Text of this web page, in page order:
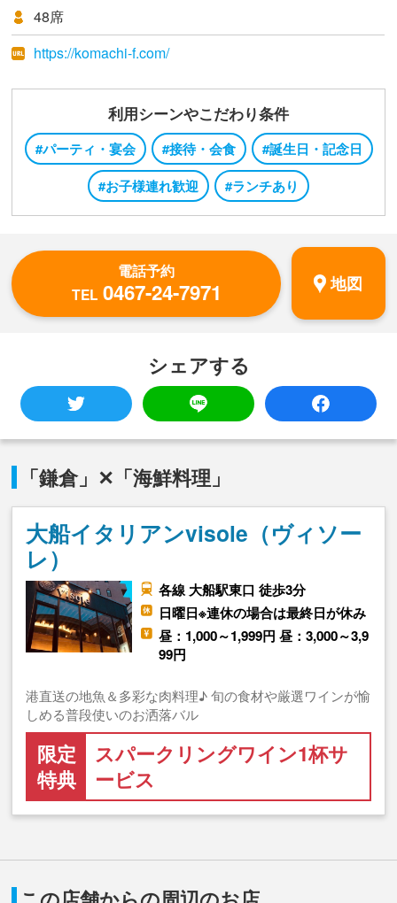
48席
https://komachi-f.com/
利用シーンやこだわり条件
#パーティ・宴会 #接待・会食
#誕生日・記念日
#お子様連れ歓迎
#ランチあり
電話予約
TEL 0467-24-7971 地図
シェアする
「鎌倉」✕「海鮮料理」
大船イタリアンvisole（ヴィソー
レ）
各線 大船駅東口 徒歩3分
日曜日※連休の場合は最終日が休み
昼：1,000～1,999円 昼：3,000～3,9
99円
港直送の地魚＆多彩な肉料理♪ 旬の食材や厳選ワインが愉
しめる普段使いのお洒落バル
限定
特典
スパークリングワイン1杯サ
ービス